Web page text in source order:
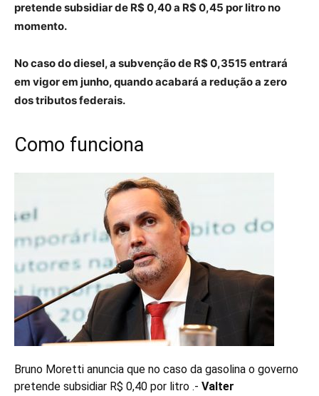
pretende subsidiar de R$ 0,40 a R$ 0,45 por litro no
momento.
No caso do diesel, a subvenção de R$ 0,3515 entrará
em vigor em junho, quando acabará a redução a zero
dos tributos federais.
Como funciona
Bruno Moretti anuncia que no caso da gasolina o governo
pretende subsidiar R$ 0,40 por litro .- Valter